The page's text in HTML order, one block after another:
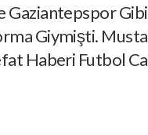
Gaziantepspor Gibi
Giymişti.
Haberi Futbol